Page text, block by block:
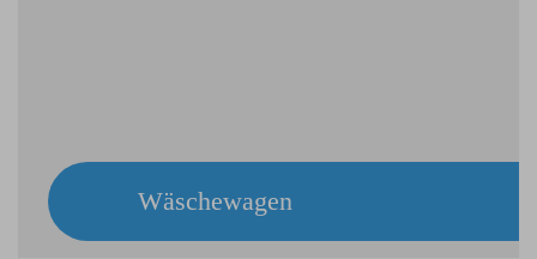
Wäschewagen